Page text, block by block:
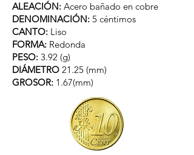
ALEACIÓN: Acero bañado en cobre
DENOMINACIÓN: 5 céntimos
CANTO: Liso
FORMA: Redonda
PESO: 3.92 (g)
DIÁMETRO 21.25 (mm)
GROSOR: 1.67(mm)